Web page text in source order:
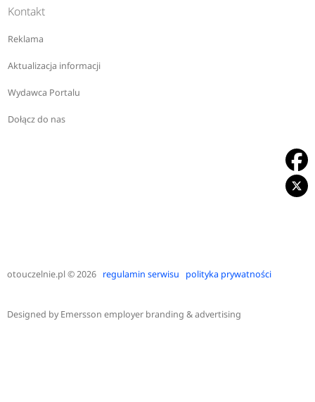
Kontakt
Reklama
Aktualizacja informacji
Wydawca Portalu
Dołącz do nas
otouczelnie.pl© 2026 regulamin serwisu polityka prywatności
Designed byEmersson employer branding & advertising